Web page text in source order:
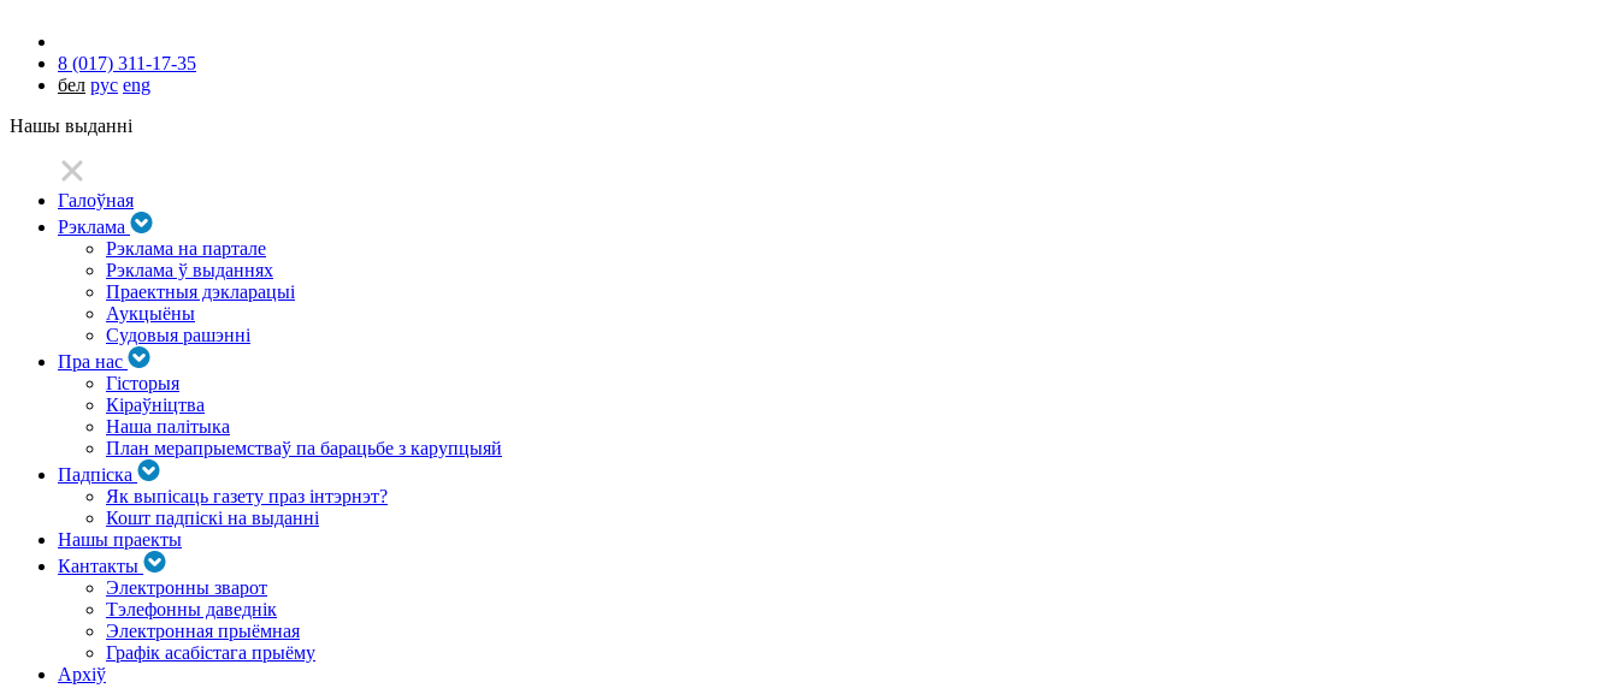
8 (017) 311-17-35
бел рус eng
Нашы выданні
Галоўная
Рэклама
Рэклама на партале
Рэклама ў выданнях
Праектныя дэкларацыі
Аукцыёны
Судовыя рашэнні
Пра нас
Гісторыя
Кіраўніцтва
Наша палітыка
План мерапрыемстваў па барацьбе з карупцыяй
Падпіска
Як выпісаць газету праз інтэрнэт?
Кошт падпіскі на выданні
Нашы праекты
Кантакты
Электронны зварот
Тэлефонны даведнік
Электронная прыёмная
Графік асабістага прыёму
Архіў